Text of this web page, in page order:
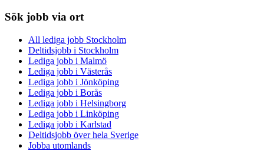
Sök jobb via ort
All lediga jobb Stockholm
Deltidsjobb i Stockholm
Lediga jobb i Malmö
Lediga jobb i Västerås
Lediga jobb i Jönköping
Lediga jobb i Borås
Lediga jobb i Helsingborg
Lediga jobb i Linköping
Lediga jobb i Karlstad
Deltidsjobb över hela Sverige
Jobba utomlands